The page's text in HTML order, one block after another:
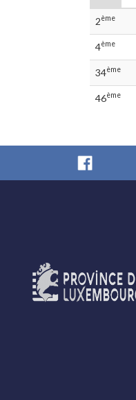
2ème
4ème
34ème
46ème